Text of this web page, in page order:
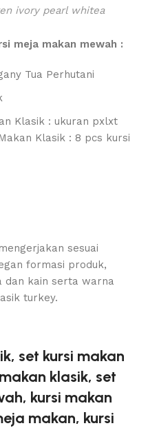
ivory pearl whitea
meja makan mewah :
Tua Perhutani
Klasik : ukuran pxlxt
Klasik : 8 pcs kursi
sesuai
formasi produk,
dan kain serta warna
turkey.
set kursi makan
klasik, set
kursi makan
makan, kursi